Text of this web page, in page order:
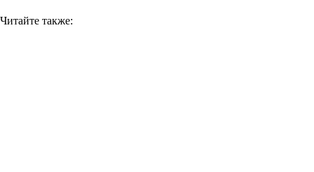
Читайте также: